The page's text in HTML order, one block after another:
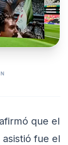
que el
fue el